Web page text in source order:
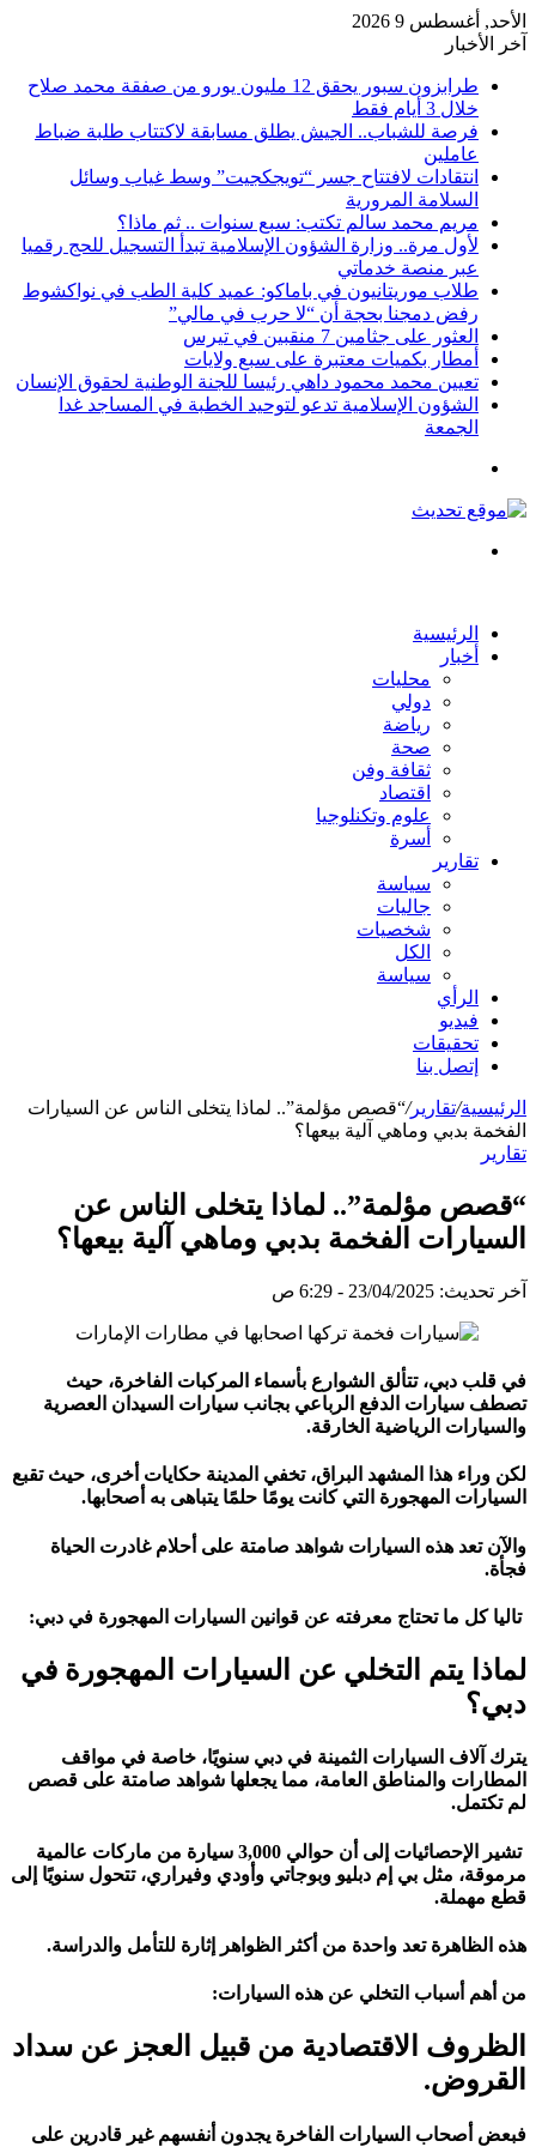
الأحد, أغسطس 9 2026
آخر الأخبار
طرابزون سبور يحقق 12 مليون يورو من صفقة محمد صلاح
خلال 3 أيام فقط
فرصة للشباب.. الجيش يطلق مسابقة لاكتتاب طلبة ضباط
عاملين
انتقادات لافتتاح جسر “تويجكجيت” وسط غياب وسائل
السلامة المرورية
مريم محمد سالم تكتب: سبع سنوات .. ثم ماذا؟
لأول مرة.. وزارة الشؤون الإسلامية تبدأ التسجيل للحج رقميا
عبر منصة خدماتي
طلاب موريتانيون في باماكو: عميد كلية الطب في نواكشوط
رفض دمجنا بحجة أن “لا حرب في مالي”
العثور على جثامين 7 منقبين في تيرس
أمطار بكميات معتبرة على سبع ولايات
تعيين محمد محمود داهي رئيسا للجنة الوطنية لحقوق الإنسان
الشؤون الإسلامية تدعو لتوحيد الخطبة في المساجد غدا
الجمعة
الرئيسية
أخبار
محليات
دولي
رياضة
صحة
ثقافة وفن
اقتصاد
علوم وتكنلوجيا
أسرة
تقارير
سياسة
جاليات
شخصيات
الكل
سياسة
الرأي
فيديو
تحقيقات
إتصل بنا
الرئيسية/تقارير/“قصص مؤلمة”.. لماذا يتخلى الناس عن السيارات
الفخمة بدبي وماهي آلية بيعها؟
تقارير
“قصص مؤلمة”.. لماذا يتخلى الناس عن
السيارات الفخمة بدبي وماهي آلية بيعها؟
آخر تحديث: 23/04/2025 - 6:29 ص
في قلب دبي، تتألق الشوارع بأسماء المركبات الفاخرة، حيث
تصطف سيارات الدفع الرباعي بجانب سيارات السيدان العصرية
والسيارات الرياضية الخارقة.
لكن وراء هذا المشهد البراق، تخفي المدينة حكايات أخرى، حيث تقبع
السيارات المهجورة التي كانت يومًا حلمًا يتباهى به أصحابها.
والآن تعد هذه السيارات شواهد صامتة على أحلام غادرت الحياة
فجأة.
تاليا كل ما تحتاج معرفته عن قوانين السيارات المهجورة في دبي:
لماذا يتم التخلي عن السيارات المهجورة في
دبي؟
يترك آلاف السيارات الثمينة في دبي سنويًا، خاصة في مواقف
المطارات والمناطق العامة، مما يجعلها شواهد صامتة على قصص
لم تكتمل.
تشير الإحصائيات إلى أن حوالي 3,000 سيارة من ماركات عالمية
مرموقة، مثل بي إم دبليو وبوجاتي وأودي وفيراري، تتحول سنويًا إلى
قطع مهملة.
هذه الظاهرة تعد واحدة من أكثر الظواهر إثارة للتأمل والدراسة.
من أهم أسباب التخلي عن هذه السيارات:
الظروف الاقتصادية من قبيل العجز عن سداد
القروض.
فبعض أصحاب السيارات الفاخرة يجدون أنفسهم غير قادرين على